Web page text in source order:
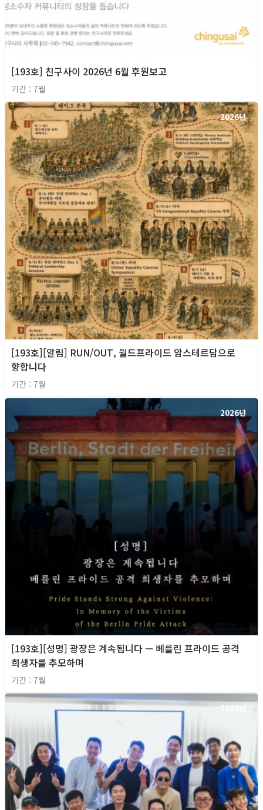
[193호] 친구사이 2026년 6월 후원보고
기간 : 7월
2026년
[193호][알림] RUN/OUT, 월드프라이드 암스테르담으로
향합니다
기간 : 7월
2026년
[193호][성명] 광장은 계속됩니다 — 베를린 프라이드 공격
희생자를 추모하며
기간 : 7월
2026년